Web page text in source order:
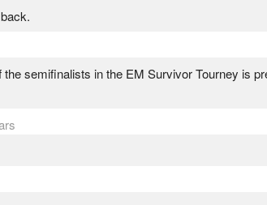
the semifinalists in the EM Survivor Tourney is